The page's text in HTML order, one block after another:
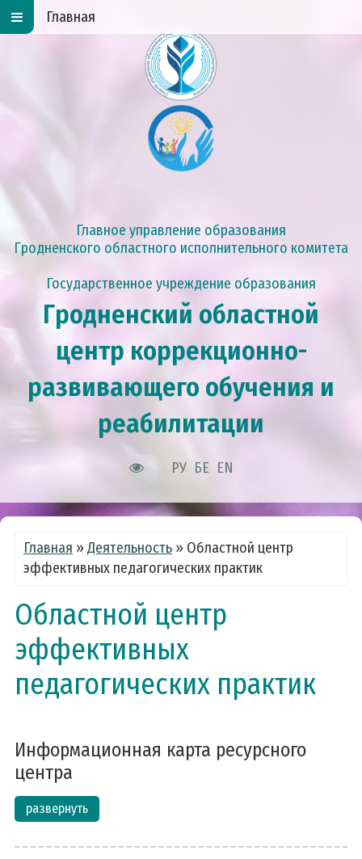
Главное управление образования
Гродненского областного исполнительного комитета
Государственное учреждение образования
Гродненский областной
центр коррекционно-
развивающего обучения и
реабилитации
РУ БЕ EN
Главная
Главная » Деятельность » Областной центр
эффективных педагогических практик
Областной центр
эффективных
педагогических практик
Информационная карта ресурсного
центра
развернуть